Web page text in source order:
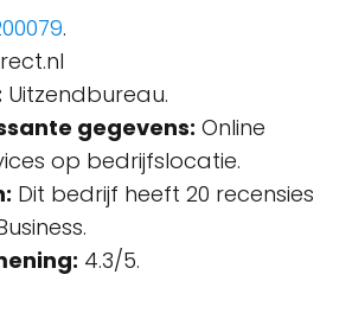
.
Uitzendbureau.
gegevens: Online
op bedrijfslocatie.
Dit bedrijf heeft 20 recensies
4.3/5.